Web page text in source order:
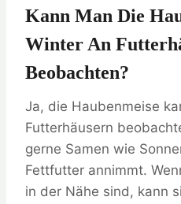
Kann Man Die
Winter An
Beobachten?
Ja, die Haubenmeise
Futterhäusern
gerne Samen wie
Fettfutter annimmt.
in der Nähe sind, kann